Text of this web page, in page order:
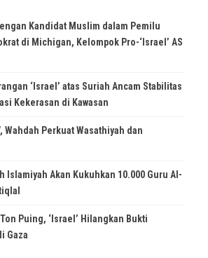
Kandidat Muslim dalam Pemilu
di Michigan, Kelompok Pro-‘Israel’ AS
‘Israel’ atas Suriah Ancam Stabilitas
Kekerasan di Kawasan
Wahdah Perkuat Wasathiyah dan
Islamiyah Akan Kukuhkan 10.000 Guru Al-
Puing, ‘Israel’ Hilangkan Bukti
Gaza